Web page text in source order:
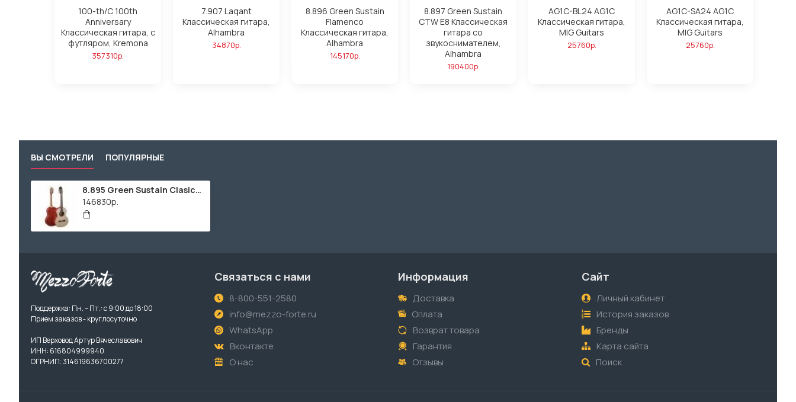
100-th/C 100th
Anniversary
Классическая гитара, с
футляром, Kremona
357310р.
7.907 Laqant
Классическая гитара,
Alhambra
34870р.
8.896 Green Sustain
Flamenco
Классическая гитара,
Alhambra
145170р.
8.897 Green Sustain
CTW E8 Классическая
гитара со
звукоснимателем,
Alhambra
190400р.
AG1C-BL24 AG1C
Классическая гитара,
MIG Guitars
25760р.
AG1C-SA24 AG1C
Классическая гитара,
MIG Guitars
25760р.
ВЫ СМОТРЕЛИ ПОПУЛЯРНЫЕ
8.895 Green Sustain Clasical Классическая гитара, Alhambra
146830р.
Поддержка: Пн. – Пт.: с 9:00 до 18:00
Прием заказов - круглосуточно
ИП Верховод Артур Вячеславович
ИНН: 616804999940
ОГРНИП: 314619636700277
Связаться с нами
8-800-551-2580
info@mezzo-forte.ru
WhatsApp
Вконтакте
О нас
Информация
Доставка
Оплата
Возврат товара
Гарантия
Отзывы
Сайт
Личный кабинет
История заказов
Бренды
Карта сайта
Поиск